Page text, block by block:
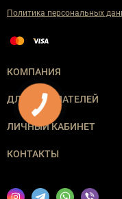
Политика персональных
КОМПАНИЯ
ДЛЯ ПОКУПАТЕЛЕЙ
ЛИЧНЫЙ КАБИНЕТ
КОНТАКТЫ